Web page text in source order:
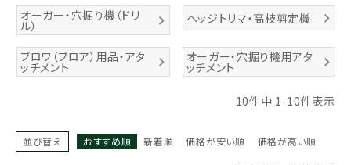
閲覧履歴一覧
農業機械
作業用品
オーガー・穴掘り機（ドリ
ル） ヘッジトリマ・高枝剪定機
ブロワ（ブロア）用品・アタ
ッチメント
オーガー・穴掘り機用アタ
ッチメント
10件中 1-10件表示
並び替え おすすめ順 新着順 価格が安い順 価格が高い順